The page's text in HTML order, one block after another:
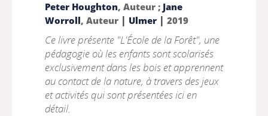
Peter Houghton, Auteur ; Jane
Worroll, Auteur | Ulmer| 2019
Ce livre présente "L'École de la Forêt", une
pédagogie où les enfants sont scolarisés
exclusivement dans les bois et apprennent
au contact de la nature, à travers des jeux
et activités qui sont présentées ici en
détail.